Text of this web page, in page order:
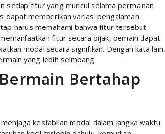
setiap fitur yang muncul selama permainan
dapat memberikan variasi pengalaman
harus memahami bahwa fitur tersebut
fitur secara bijak, pemain dapat
modal secara signifikan. Dengan kata lain,
yang lebih seimbang.
Bertahap
kestabilan modal dalam jangka waktu